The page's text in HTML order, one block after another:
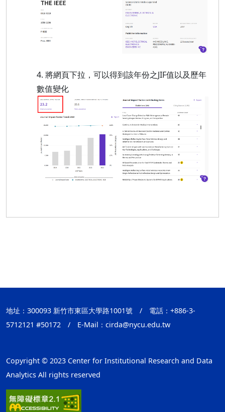
4. 將網頁下拉，可以得到該年份之JIF值以及歷年
數值變化
地址：300093 新竹市東區大學路1001號 /
電話：+886-3-
5712121 #50172
/ E-Mail： cirda@nycu.edu.tw
Copyright © 2023 Center for Institutional Research and Data
Analytics All rights reserved